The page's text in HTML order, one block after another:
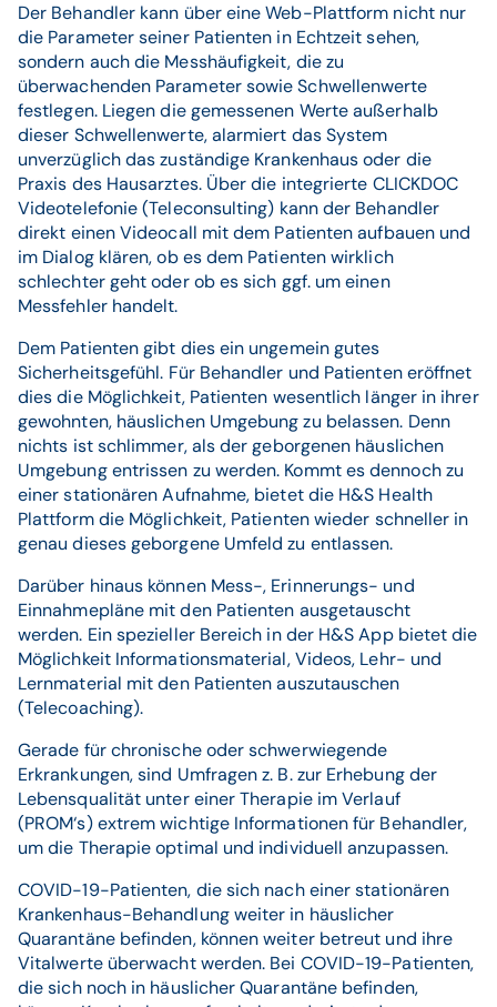
Der Behandler kann über eine Web-Plattform nicht nur
die Parameter seiner Patienten in Echtzeit sehen,
sondern auch die Messhäufigkeit, die zu
überwachenden Parameter sowie Schwellenwerte
festlegen. Liegen die gemessenen Werte außerhalb
dieser Schwellenwerte, alarmiert das System
unverzüglich das zuständige Krankenhaus oder die
Praxis des Hausarztes. Über die integrierte CLICKDOC
Videotelefonie (Teleconsulting) kann der Behandler
direkt einen Videocall mit dem Patienten aufbauen und
im Dialog klären, ob es dem Patienten wirklich
schlechter geht oder ob es sich ggf. um einen
Messfehler handelt.
Dem Patienten gibt dies ein ungemein gutes
Sicherheitsgefühl. Für Behandler und Patienten eröffnet
dies die Möglichkeit, Patienten wesentlich länger in ihrer
gewohnten, häuslichen Umgebung zu belassen. Denn
nichts ist schlimmer, als der geborgenen häuslichen
Umgebung entrissen zu werden. Kommt es dennoch zu
einer stationären Aufnahme, bietet die H&S Health
Plattform die Möglichkeit, Patienten wieder schneller in
genau dieses geborgene Umfeld zu entlassen.
Darüber hinaus können Mess-, Erinnerungs- und
Einnahmepläne mit den Patienten ausgetauscht
werden. Ein spezieller Bereich in der H&S App bietet die
Möglichkeit Informationsmaterial, Videos, Lehr- und
Lernmaterial mit den Patienten auszutauschen
(Telecoaching).
Gerade für chronische oder schwerwiegende
Erkrankungen, sind Umfragen z. B. zur Erhebung der
Lebensqualität unter einer Therapie im Verlauf
(PROM‘s) extrem wichtige Informationen für Behandler,
um die Therapie optimal und individuell anzupassen.
COVID-19-Patienten, die sich nach einer stationären
Krankenhaus-Behandlung weiter in häuslicher
Quarantäne befinden, können weiter betreut und ihre
Vitalwerte überwacht werden. Bei COVID-19-Patienten,
die sich noch in häuslicher Quarantäne befinden,